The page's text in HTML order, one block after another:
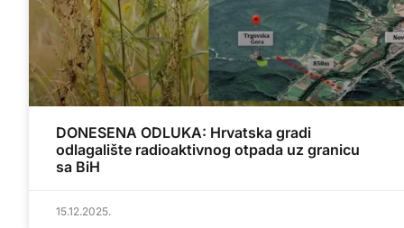
DONESENA ODLUKA: Hrvatska gradi
odlagalište radioaktivnog otpada uz granicu
sa BiH
15.12.2025.